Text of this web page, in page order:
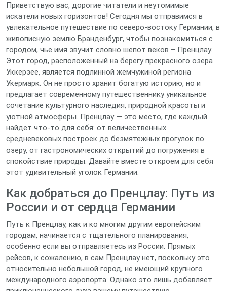
Приветствую вас, дорогие читатели и неутомимые
искатели новых горизонтов! Сегодня мы отправимся в
увлекательное путешествие по северо-востоку Германии, в
живописную землю Бранденбург, чтобы познакомиться с
городом, чье имя звучит словно шепот веков – Пренцлау.
Этот город, расположенный на берегу прекрасного озера
Уккерзее, является подлинной жемчужиной региона
Укермарк. Он не просто хранит богатую историю, но и
предлагает современному путешественнику уникальное
сочетание культурного наследия, природной красоты и
уютной атмосферы. Пренцлау — это место, где каждый
найдет что-то для себя: от величественных
средневековых построек до безмятежных прогулок по
озеру, от гастрономических открытий до погружения в
спокойствие природы. Давайте вместе откроем для себя
этот удивительный уголок Германии.
Как добраться до Пренцлау: Путь из
России и от сердца Германии
Путь к Пренцлау, как и ко многим другим европейским
городам, начинается с тщательного планирования,
особенно если вы отправляетесь из России. Прямых
рейсов, к сожалению, в сам Пренцлау нет, поскольку это
относительно небольшой город, не имеющий крупного
международного аэропорта. Однако это лишь добавляет